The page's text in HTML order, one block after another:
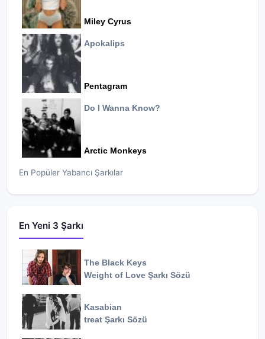
Miley Cyrus
Apokalips
Pentagram
Do I Wanna Know?
Arctic Monkeys
En Popüler Yabancı Şarkılar
En Yeni 3 Şarkı
The Black Keys
Weight of Love Şarkı Sözü
Kasabian
treat Şarkı Sözü